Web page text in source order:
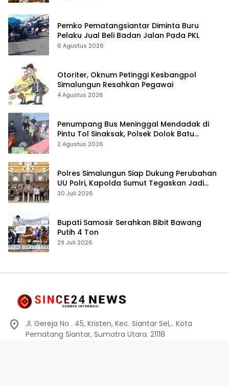
Pemko Pematangsiantar Diminta Buru
Pelaku Jual Beli Badan Jalan Pada PKL
6 Agustus 2026
Otoriter, Oknum Petinggi Kesbangpol
Simalungun Resahkan Pegawai
4 Agustus 2026
Penumpang Bus Meninggal Mendadak di
Pintu Tol Sinaksak, Polsek Dolok Batu
Nanggar Gerak Cepat Olah TKP
2 Agustus 2026
Polres Simalungun Siap Dukung Perubahan
UU Polri, Kapolda Sumut Tegaskan Jadi
Fondasi Penguatan Profesionalisme dan
30 Juli 2026
Bupati Samosir Serahkan Bibit Bawang
Putih 4 Ton
29 Juli 2026
Jl. Gereja No . 45, Kristen, Kec. Siantar Sel,.. Kota
Pematang Siantar, Sumatra Utara. 21118